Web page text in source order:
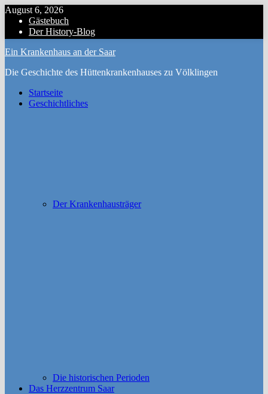
Zum
Inhalt
springen
August 6, 2026
Gästebuch
Der History-Blog
Ein Krankenhaus an der Saar
Die Geschichte des Hüttenkrankenhauses zu Völklingen
Startseite
Geschichtliches
Der Krankenhausträger
Die historischen Perioden
Das Herzzentrum Saar